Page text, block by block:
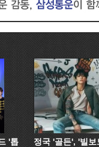
'톱
정국 '골든', '빌